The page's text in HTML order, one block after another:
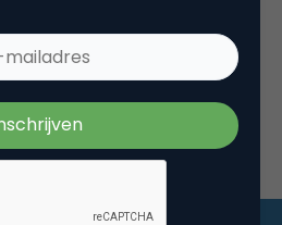
bomvol programma…